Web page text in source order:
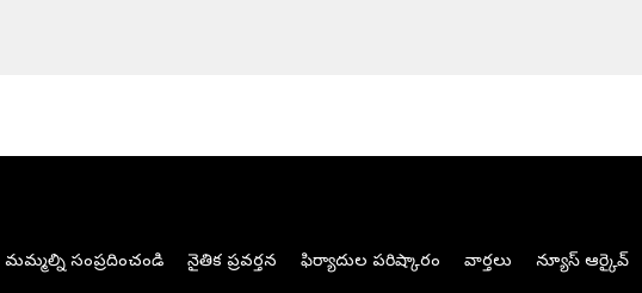
మమ్మల్ని సంప్రదించండి నైతిక ప్రవర్తన ఫిర్యాదుల పరిష్కారం వార్తలు న్యూస్ ఆర్కైవ్